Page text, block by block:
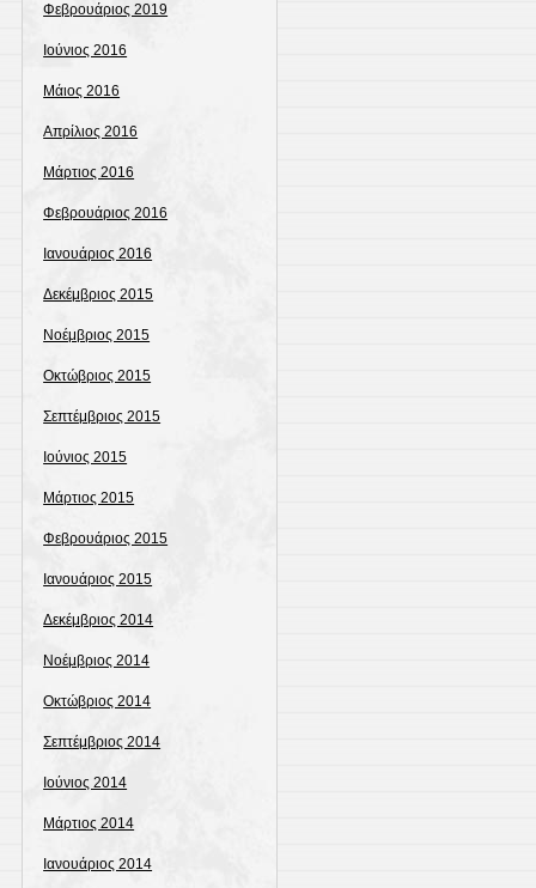
Φεβρουάριος 2019
Ιούνιος 2016
Μάιος 2016
Απρίλιος 2016
Μάρτιος 2016
Φεβρουάριος 2016
Ιανουάριος 2016
Δεκέμβριος 2015
Νοέμβριος 2015
Οκτώβριος 2015
Σεπτέμβριος 2015
Ιούνιος 2015
Μάρτιος 2015
Φεβρουάριος 2015
Ιανουάριος 2015
Δεκέμβριος 2014
Νοέμβριος 2014
Οκτώβριος 2014
Σεπτέμβριος 2014
Ιούνιος 2014
Μάρτιος 2014
Ιανουάριος 2014